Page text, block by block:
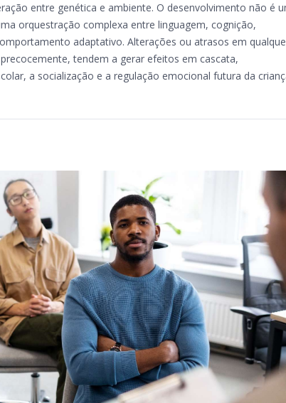
entre genética e ambiente. O desenvolvimento não é
orquestração complexa entre linguagem, cognição,
adaptativo. Alterações ou atrasos em
tendem a gerar efeitos em cascata,
a socialização e a regulação emocional futura da